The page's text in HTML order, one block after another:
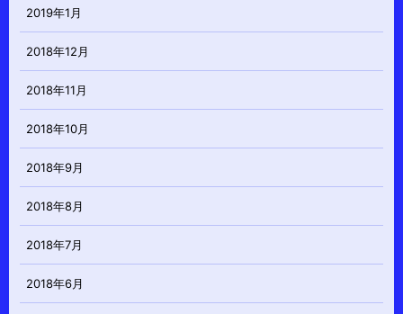
2019年1月
2018年12月
2018年11月
2018年10月
2018年9月
2018年8月
2018年7月
2018年6月